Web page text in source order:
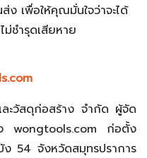
เพื่อให้คุณมั่นใจว่าจะได้
ชำรุดเสียหาย
สดุก่อสร้าง จำกัด ผู้จัด
ง wongtools.com ก่อตั้ง
54 จังหวัดสมุทรปราการ